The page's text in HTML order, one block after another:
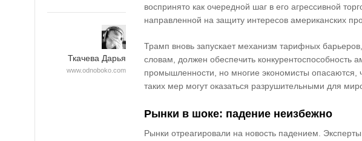
Ткачева Дарья
www.odnoboko.com
воспринято как очередной шаг в его агрессивной
направленной на защиту интересов американских
Трамп вновь запускает механизм тарифных
словам, должен обеспечить конкурентоспособность
промышленности, но многие экономисты опасаются,
таких мер могут оказаться разрушительными для
Рынки в шоке: падение неизбежно
Рынки отреагировали на новость падением.